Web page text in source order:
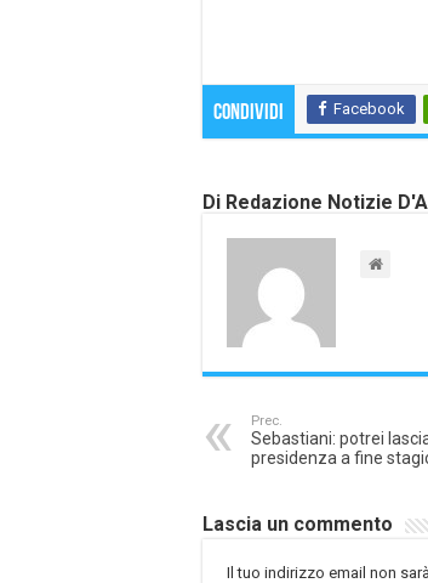
Condividi Facebook
Di Redazione Notizie
Prec.
Sebastiani: potrei
presidenza a fine
Lascia un commento
Il tuo indirizzo email non